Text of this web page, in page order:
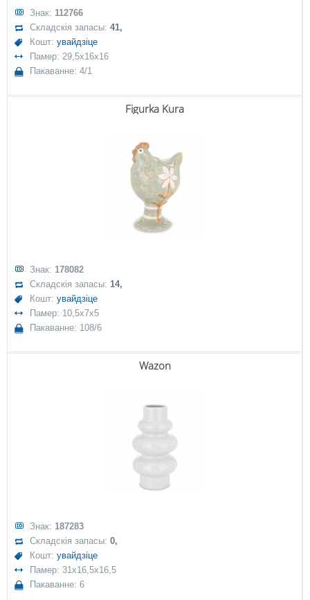
Знак: 112766
Складскія запасы:41,
Кошт:увайдзіце
Памер: 29,5x16x16
Пакаванне: 4/1
Figurka Kura
Знак: 178082
Складскія запасы: 14,
Кошт:увайдзіце
Памер: 10,5x7x5
Пакаванне: 108/6
Wazon
Знак: 187283
Складскія запасы:0,
Кошт:увайдзіце
Памер: 31x16,5x16,5
Пакаванне: 6